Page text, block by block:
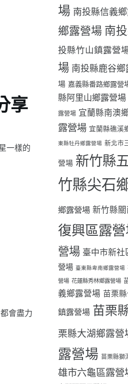
享
一樣的
會盡力
場 南投縣信義
鄉露營場 南
投縣竹山鎮露營
場 南投縣鹿谷鄉
場 嘉義縣番路鄉露營
縣阿里山鄉露營場
露營場 宜蘭縣南澳
露營場 宜蘭縣礁溪
東縣牡丹鄉露營場 新北市
營場 新竹縣
竹縣尖石
鄉露營場 新竹縣
復興區露
營場 臺中市新社
營場 臺東縣卑南鄉露營場
營場 花蓮縣秀林鄉露營場
義鄉露營場 苗栗
鎮露營場 苗栗
栗縣大湖鄉露營
露營場 苗栗縣獅
雄市六龜區露營